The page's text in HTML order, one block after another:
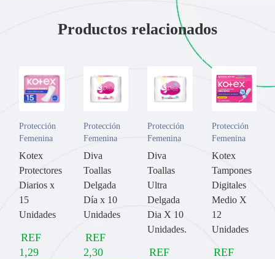
Productos relacionados
Protección
Femenina
Kotex
Protectores
Diarios x
15
Unidades
REF
1,29
Protección
Femenina
Diva
Toallas
Delgada
Día x 10
Unidades
REF
2,30
Protección
Femenina
Diva
Toallas
Ultra
Delgada
Dia X 10
Unidades.
REF
Protección
Femenina
Kotex
Tampones
Digitales
Medio X
12
Unidades
REF